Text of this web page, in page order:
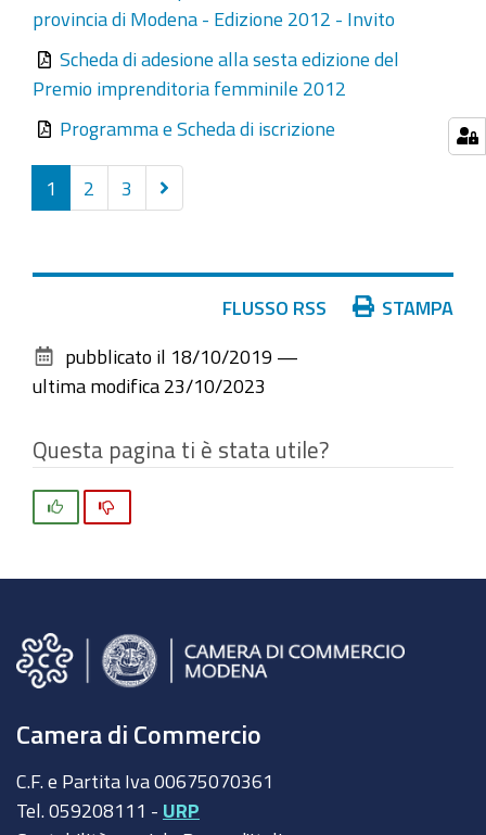
provincia di Modena - Edizione 2012 - Invito
Scheda di adesione alla sesta edizione del
Premio imprenditoria femminile 2012
Programma e Scheda di iscrizione
1 2 3
Successivi
20
documento
FLUSSO RSS STAMPA
pubblicato il 18/10/2019 —
ultima modifica 23/10/2023
Questa pagina ti è stata utile?
Camera di Commercio
C.F. e Partita Iva 00675070361
Tel. 059208111 - URP